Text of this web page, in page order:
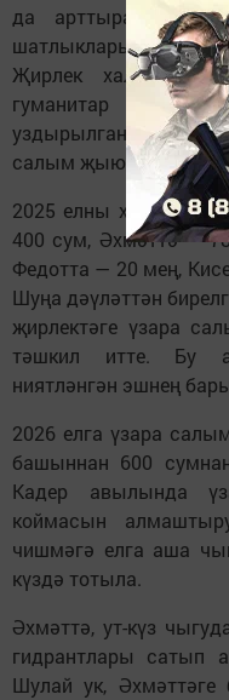
да арттыра
шатлыклары, эш-
Җирлек халкы
гуманитар ярдәм
уздырылган
салым җыюда да
2025 елны халыктан
400 сум, Әхмәттә —
Федотта — 20 мең,
Шуңа дәүләттән
җирлектәге үзара
тәшкил итте. Бу
ниятләнгән эшнең
2026 елга үзара
башыннан 600
Кадер авылында
коймасын
чишмәгә елга аша
күздә тотыла.
Әхмәттә, ут-күз
гидрантлары сатып
Шулай ук,